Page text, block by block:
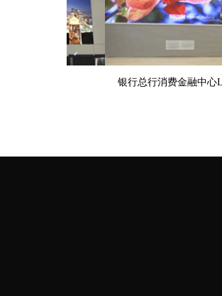
银行总行消费金融中心LED显示屏项目